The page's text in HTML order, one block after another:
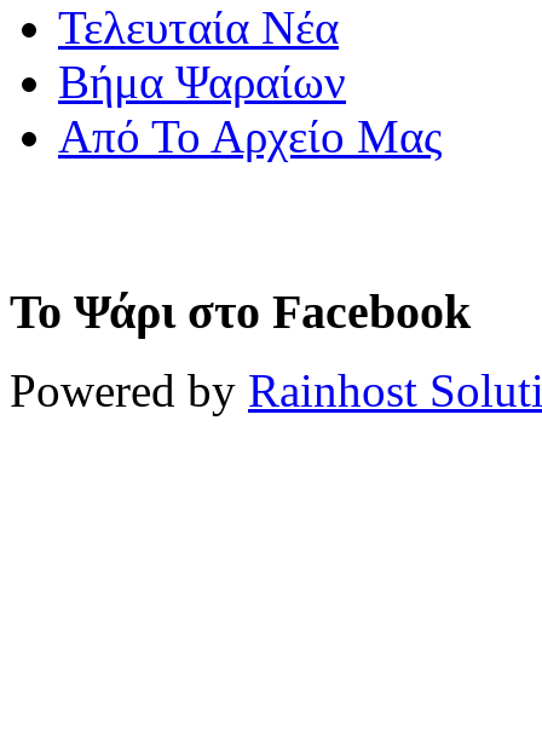
Τελευταία Νέα
Βήμα Ψαραίων
Από Το Αρχείο Μας
Το Ψάρι στο Facebook
Powered by Rainhost